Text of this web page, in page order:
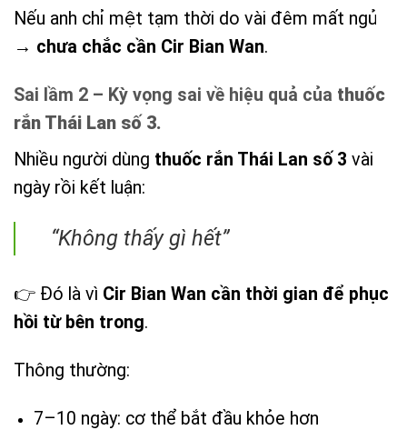
Nếu anh chỉ mệt tạm thời do vài đêm mất ngủ
→ chưa chắc cần Cir Bian Wan.
Sai lầm 2 – Kỳ vọng sai về hiệu quả của thuốc
rắn Thái Lan số 3.
Nhiều người dùng thuốc rắn Thái Lan số 3 vài
ngày rồi kết luận:
“Không thấy gì hết”
👉 Đó là vì Cir Bian Wan cần thời gian để phục
hồi từ bên trong.
Thông thường:
7–10 ngày: cơ thể bắt đầu khỏe hơn